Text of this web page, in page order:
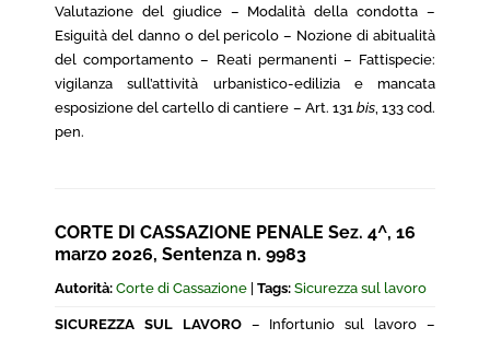
Valutazione del giudice – Modalità della condotta –
Esiguità del danno o del pericolo – Nozione di abitualità
del comportamento – Reati permanenti – Fattispecie:
vigilanza sull’attività urbanistico-edilizia e mancata
esposizione del cartello di cantiere – Art. 131 bis, 133 cod.
pen.
CORTE DI CASSAZIONE PENALE Sez. 4^, 16
marzo 2026, Sentenza n. 9983
Autorità: Corte di Cassazione Tags: Sicurezza sul lavoro
SICUREZZA SUL LAVORO– Infortunio sul lavoro –